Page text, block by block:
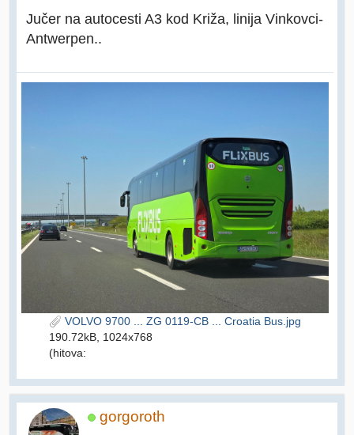
Jučer na autocesti A3 kod Križa, linija Vinkovci-
Antwerpen..
VOLVO 9700 ... ZG 0119-CB ... Croatia Bus.jpg
190.72kB, 1024x768
(hitova:
gorgoroth